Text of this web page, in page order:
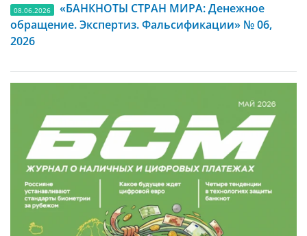
08.06.2026
«БАНКНОТЫ СТРАН МИРА: Денежное
обращение. Экспертиз. Фальсификации» № 06,
2026